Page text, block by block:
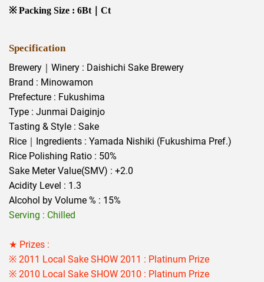
※ Packing Size : 6Bt｜Ct
Specification
Brewery｜Winery : Daishichi Sake Brewery
Brand : Minowamon
Prefecture : Fukushima
Type : Junmai Daiginjo
Tasting & Style : Sake
Rice｜Ingredients : Yamada Nishiki (Fukushima Pref.)
Rice Polishing Ratio : 50%
Sake Meter Value(SMV) : +2.0
Acidity Level : 1.3
Alcohol by Volume % : 15%
Serving : Chilled
★ Prizes :
※ 2011 Local Sake SHOW 2011 : Platinum Prize
※ 2010 Local Sake SHOW 2010 : Platinum Prize